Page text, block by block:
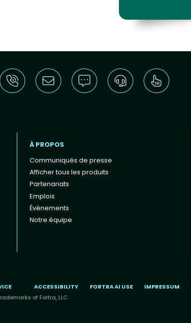
À PROPOS
Communiqués de presse
Afficher tous les produits
Partenariats
Emplois
Évènements
Notre équipe
ACCESSIBILITY FORTRA AI USE IMPRESSUM
of Fortra, LLC.